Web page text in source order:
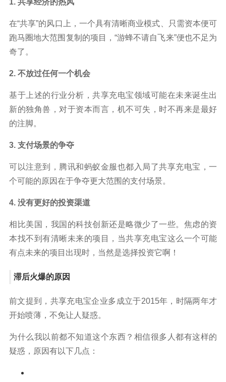
1. 共享经济的热风
在“共享”的风口上，一个具有清晰商业模式、只需资本便可
跑马圈地大范围复制的项目，“游蜂不请自飞来”便也不足为
奇了。
2. 不放过任何一个机会
基于上述的行业分析，共享充电宝领域可能在未来诞生出
新的独角兽，对于资本而言，机不可失，时不再来是最好
的注脚。
3. 支付场景的争夺
可以注意到，腾讯和蚂蚁金服也都入局了共享充电宝，一
个可能的原因在于争夺更大范围的支付场景。
4. 没有更好的投资渠道
相比美国，我国的科技创新还是略微少了一些。焦虑的资
本找不到有清晰未来的项目，当共享充电宝这么一个可能
有点未来的项目出现时，当然是选择投资它啊！
滞后火爆的原因
前文提到，共享充电宝企业多成立于2015年，时隔两年才
开始喷薄，不免让人疑惑。
为什么我以前都不知道这个东西？相信很多人都有这样的
疑惑，原因有以下几点：